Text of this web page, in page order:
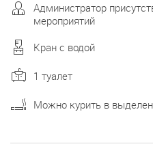
Администратор
мероприятий
Кран с водой
1 туалет
Можно курить в